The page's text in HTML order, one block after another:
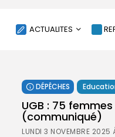
ACTUALITES
SOCIÉTÉ
ÉCONOMIE
CULTURE
DÉPÊCHES
UGB : 75
(communiqué)
LUNDI 3 NOVEMBRE 2025